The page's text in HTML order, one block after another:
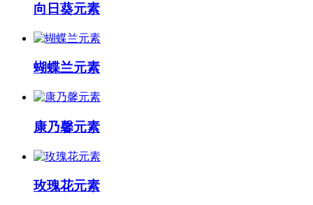
向日葵元素
蝴蝶兰元素
康乃馨元素
玫瑰花元素